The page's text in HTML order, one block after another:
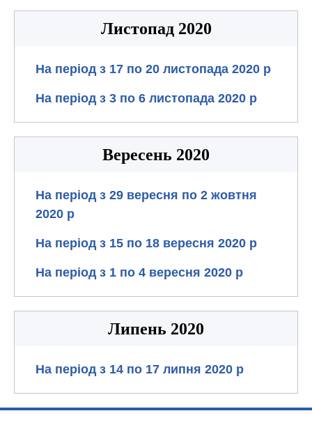
Листопад 2020
На період з 17 по 20 листопада 2020 р
На період з 3 по 6 листопада 2020 р
Вересень 2020
На період з 29 вересня по 2 жовтня
2020 р
На період з 15 по 18 вересня 2020 р
На період з 1 по 4 вересня 2020 р
Липень 2020
На період з 14 по 17 липня 2020 р